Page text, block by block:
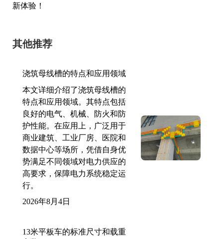
新体验！
其他推荐
浇筑母线槽的特点和应用领域
本文详细介绍了浇筑母线槽的
特点和应用领域。其特点包括
良好的电气、机械、防火和防
护性能。在应用上，广泛用于
商业建筑、工业厂房、医院和
数据中心等场所，凭借自身优
势满足不同领域对电力供应的
高要求，保障电力系统稳定运
行。
2026年8月4日
13米平板车的标准尺寸和载重